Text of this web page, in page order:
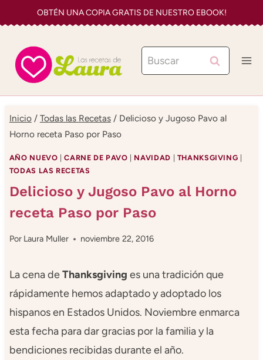
al
contenido
OBTÉN UNA COPIA GRATIS DE NUESTRO EBOOK!
Buscar:
Inicio / Todas las Recetas / Delicioso y Jugoso Pavo al
Horno receta Paso por Paso
AÑO NUEVO |CARNE DE PAVO | NAVIDAD | THANKSGIVING |
TODAS LAS RECETAS
Delicioso y Jugoso Pavo al Horno
receta Paso por Paso
Por Laura Muller noviembre 22, 2016
La cena deThanksgiving es una tradición que
rápidamente hemos adaptado y adoptado los
hispanos en Estados Unidos. Noviembre enmarca
esta fecha para dar gracias por la familia y la
bendiciones recibidas durante el año.